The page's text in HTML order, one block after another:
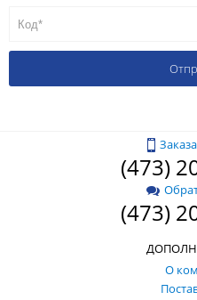
(473)
(473)
О